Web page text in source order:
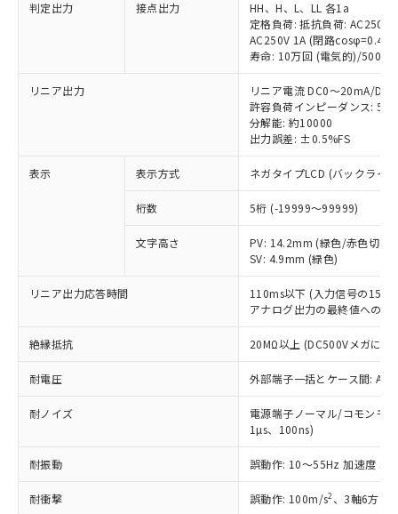
判定出力 接点出力
HH、H、L、LL 各1a
定格負荷: 抵抗負荷:
AC250V 1A (閉路cosφ=0.4)/
寿命: 10万回 (電気的)/500万
リニア出力
リニア電流 DC0～20mA/
許容負荷インピーダンス:
分解能: 約10000
出力誤差: ±0.5%FS
表示 表示方式 ネガタイプLCD (バックライ
桁数 5桁 (-19999～99999)
文字高さ
PV: 14.2mm (緑色/赤色切替)
SV: 4.9mm (緑色)
リニア出力応答時間
110ms以下 (入力信号の15%
アナログ出力の最終値への収
絶縁抵抗 20MΩ以上 (DC500Vメガにて)
耐電圧 外部端子一括とケース間:
耐ノイズ
電源端子ノーマル/コモンモ
1µs、100ns)
耐振動 誤動作: 10～55Hz 加速度
耐衝撃 誤動作: 100m/s2 、3軸6方向
本サービスは、当社制御機器事業取扱
商品の当社在庫状況および標準価格
(税抜)を提供させていただくもので
当社制御機器事業取扱商品の中には、
本サービスの対象外となる商品もある
記載している更新日時点での社内デー
タに基づき作成されるものであり、閲
覧された時点での実際の在庫および標
準価格とは異なる場合があることをご
正式な納期状況および標準価格はお客
様のお取引先、またはお客様担当のオ
ムロン制御機器販売店・当社販売員に
オムロン制御機器販売店や当社販売拠
在庫状況および標準価格結果を当社の
事前の承諾なく第三者に漏洩または開
示しないようお願いします。
マイパーツ機能（部品リスト作成サー
ビス）をご利用いただくには、I-Web
メンバーズにご登録されている必要が
定はありません。
調査・確認中：EU RoHS指令（10物質）の
非含有の対応状況を調査中または確認中の
非該当品：ライセンス料など無形物で、有
害物質有無と関係のない商品です。
仕入先様の事情により、非含有部品として
いたものが、含有品と判明した場合などや
むを得ず変更することがあります。
鉛(Pb) 1000ppm以下、 水銀(Hg) 1000ppm以下、 カド
ミウム(Cd) 100ppm以下、
類(PBB) 1000ppm以下、ポリ臭化ジフェニルエーテル類
(PBDE) 1000ppm以下、フタル酸ビス(2-エチルヘキシ
（DBP） 1000ppm以下、フタル酸ジイソブチル
但し、RoHS指令で産業用監視および制御機器に対する
適用除外項目は除く。
フタル酸エステル類の４物質については閾値を超える意
図的な使用がないことを確認しています。
※2 対応予定月
月が前後することがあります。
「○」：最大均質材料含有率が中国RoHSの
基準値以下であることを示します。
「×」：最大均質材料含有率が中国RoHSの
基準値を超えていることを示します。
「－」：未確認です。当社販売部門へお問
い合わせください。
*中国RoHS10物質の基準値 (GB/T26572)：
Cr(Ⅵ)(六価クロム) : 1000ppm、 PBBs(ポリ臭化ビフェ
ニル類) : 1000ppm、 PBDEs(ポリ臭化ジフェニルエーテ
DBP(フタル酸ジブチル) : 1000ppm、 DIBP(フタル酸ジ
イソブチル) : 1000ppm、 BBP(フタル酸ブチルベンジ
DEHP(フタル酸ビス(2-エチルヘキシル)) : 1000ppm
「ｅ」：有害物質（10物質）のすべてが基
準値以下であることを示します。
質が外部に漏えいし、環境に深刻な影響を
及ぼさない年数を意味します。
「－」：未確認です。当社販売部門へお問
当社は、これら貴社製品のうち、外国
為替および外国貿易法に定める商品
（以下｢規制貨物等」という）を輸出
または国外への提供する場合は、日本
国政府の輸出許可(または役務取引許
とります。
当社は規制貨物を破棄する場合は、完
全に破砕するなど、違法に輸出されな
いよう必要な手段を講じます。
当社は貴社製品を、核兵器、ミサイ
ル、化学兵器、生物兵器またはその他
武器並びにこれらの製造装置等に一切
当社は、貴社製品を第三者に販売する
場合は、上記1、2および3の内容を当
該第三者に通知します。また当社は、
販売先および販売に係わる関係者が違
法に輸出するおそれがある場合は、取
説明
一定数以上の在庫あり
△ 一定数には満たないが在庫あり
在庫なし(最新の在庫状況につ
いては、お客様のお取引先、ま
たはお客様担当のオムロン制御
受注生産機種、また在庫状況の
情報を公開していない機種